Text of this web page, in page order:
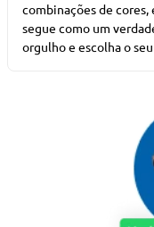
combinações de
segue como um
orgulho e escolha o